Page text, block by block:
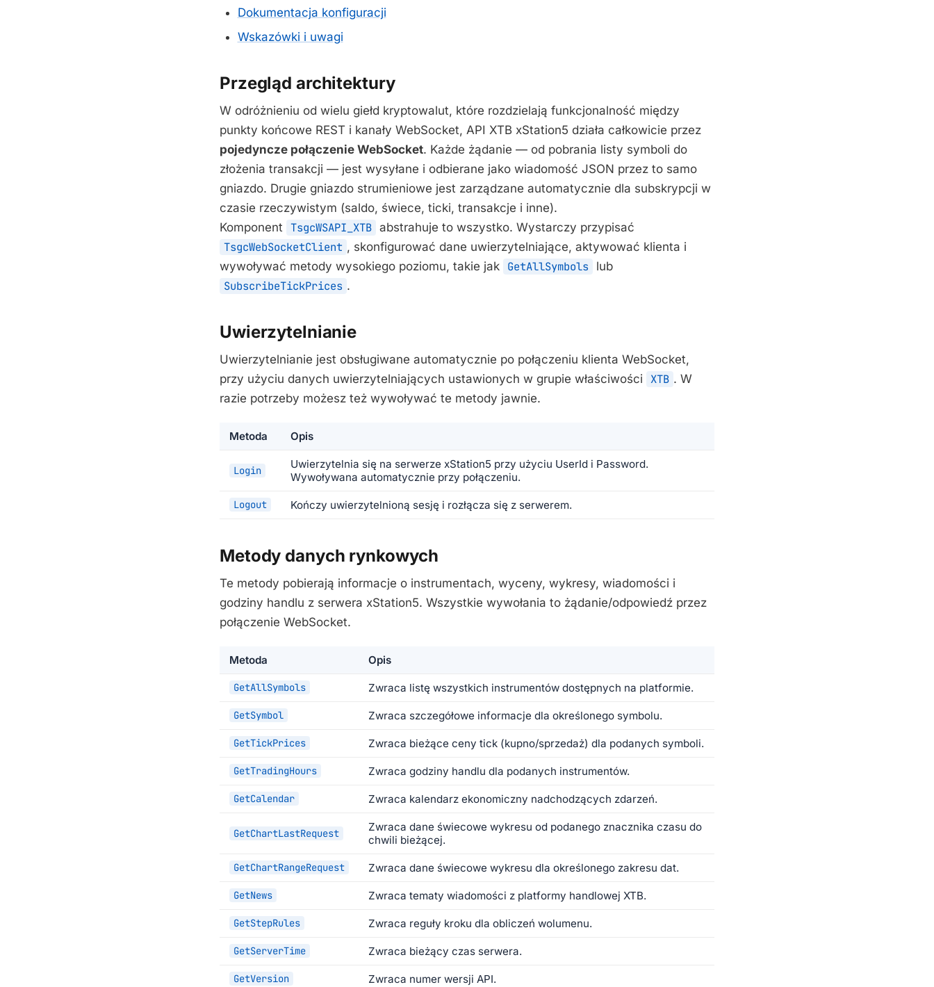
Dokumentacja konfiguracji
Wskazówki i uwagi
Przegląd architektury
W odróżnieniu od wielu giełd kryptowalut, które rozdzielają funkcjonalność między
punkty końcowe REST i kanały WebSocket, API XTB xStation5 działa całkowicie przez
pojedyncze połączenie WebSocket. Każde żądanie — od pobrania listy symboli do
złożenia transakcji — jest wysyłane i odbierane jako wiadomość JSON przez to samo
gniazdo. Drugie gniazdo strumieniowe jest zarządzane automatycznie dla subskrypcji w
czasie rzeczywistym (saldo, świece, ticki, transakcje i inne).
Komponent TsgcWSAPI_XTB abstrahuje to wszystko. Wystarczy przypisać
TsgcWebSocketClient , skonfigurować dane uwierzytelniające, aktywować klienta i
wywoływać metody wysokiego poziomu, takie jak GetAllSymbols lub
SubscribeTickPrices .
Uwierzytelnianie
Uwierzytelnianie jest obsługiwane automatycznie po połączeniu klienta WebSocket,
przy użyciu danych uwierzytelniających ustawionych w grupie właściwości XTB . W
razie potrzeby możesz też wywoływać te metody jawnie.
Metoda Opis
Login
Uwierzytelnia się na serwerze xStation5 przy użyciu UserId i Password.
Wywoływana automatycznie przy połączeniu.
Logout Kończy uwierzytelnioną sesję i rozłącza się z serwerem.
Metody danych rynkowych
Te metody pobierają informacje o instrumentach, wyceny, wykresy, wiadomości i
godziny handlu z serwera xStation5. Wszystkie wywołania to żądanie/odpowiedź przez
połączenie WebSocket.
Metoda Opis
GetAllSymbols Zwraca listę wszystkich instrumentów dostępnych na platformie.
GetSymbol Zwraca szczegółowe informacje dla określonego symbolu.
GetTickPrices Zwraca bieżące ceny tick (kupno/sprzedaż) dla podanych symboli.
GetTradingHours Zwraca godziny handlu dla podanych instrumentów.
GetCalendar Zwraca kalendarz ekonomiczny nadchodzących zdarzeń.
GetChartLastRequest
Zwraca dane świecowe wykresu od podanego znacznika czasu do
chwili bieżącej.
GetChartRangeRequest Zwraca dane świecowe wykresu dla określonego zakresu dat.
GetNews Zwraca tematy wiadomości z platformy handlowej XTB.
GetStepRules Zwraca reguły kroku dla obliczeń wolumenu.
GetServerTime Zwraca bieżący czas serwera.
GetVersion Zwraca numer wersji API.